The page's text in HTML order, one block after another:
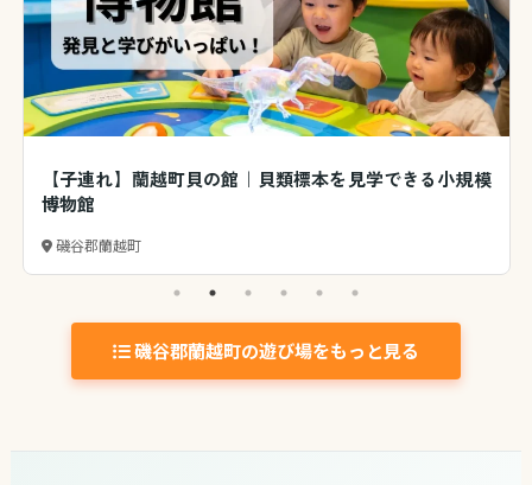
【子連れ】蘭越町貝の館｜貝類標本を見学できる小規模
博物館
磯谷郡蘭越町
磯谷郡蘭越町の遊び場をもっと見る